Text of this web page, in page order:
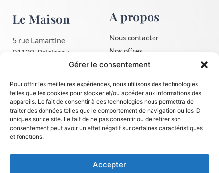
Gérer le consentement
Pour offrir les meilleures expériences, nous utilisons des technologies
telles que les cookies pour stocker et/ou accéder aux informations des
appareils. Le fait de consentir à ces technologies nous permettra de
traiter des données telles que le comportement de navigation ou les ID
uniques sur ce site. Le fait de ne pas consentir ou de retirer son
consentement peut avoir un effet négatif sur certaines caractéristiques
et fonctions.
Accepter
Le Maison
5 rue Lamartine
91120, Palaiseau
A propos
Nous contacter
Nos offres
Mentions légales
Politique de confidentialité
Dates de session immersion
Apprendre
l'anglais